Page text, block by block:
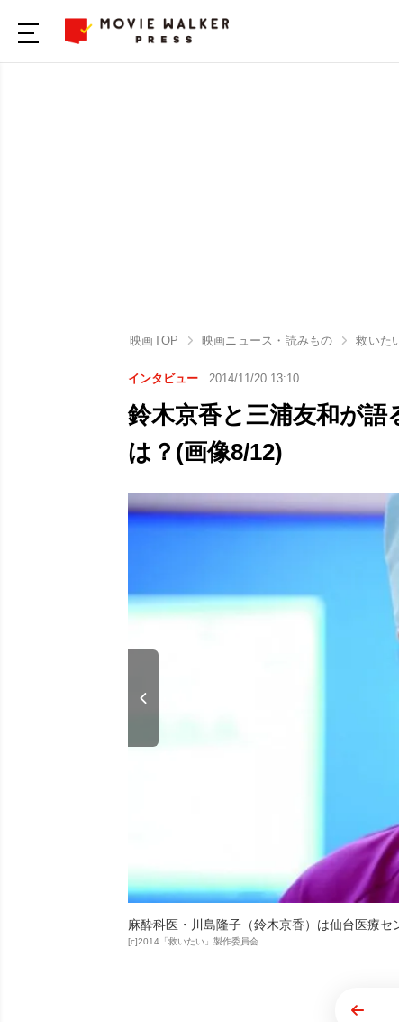
映画TOP 映画ニュース・読みもの 救いた
インタビュー 2014/11/20 13:10
鈴木京香と三浦友和が語
は？(画像8/12)
麻酔科医・川島隆子（鈴木京香）は仙台医療セ
[c]2014「救いたい」製作委員会